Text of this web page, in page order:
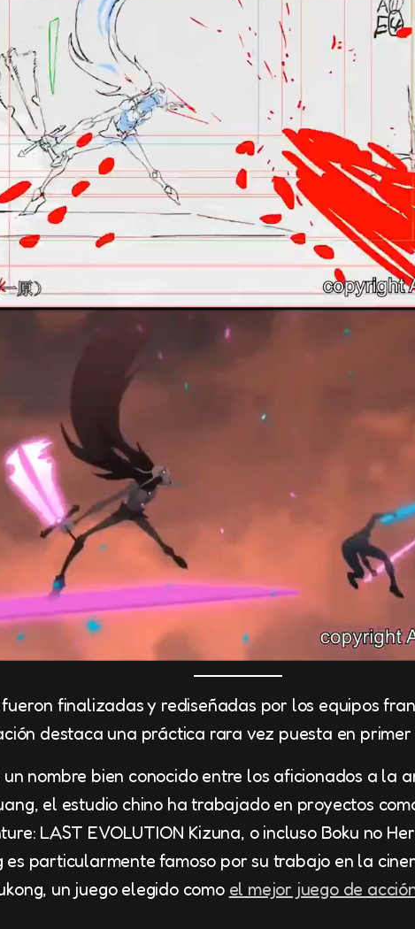
finalizadas y rediseñadas por los equipos
destaca una práctica rara vez puesta en
un nombre bien conocido entre los aficionados a la
el estudio chino ha trabajado en proyectos
LAST EVOLUTION Kizuna, o incluso Boku no
es particularmente famoso por su trabajo en la
un juego elegido como el mejor juego de